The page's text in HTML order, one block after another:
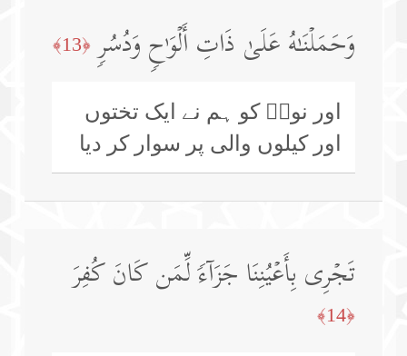
وَحَمَلۡنَـٰهُ عَلَىٰ ذَاتِ أَلۡوَ ٰ⁠حࣲ وَدُسُرࣲ ﴿13﴾
اور نوحؑ کو ہم نے ایک تختوں
اور کیلوں والی پر سوار کر دیا
تَجۡرِی بِأَعۡیُنِنَا جَزَاۤءࣰ لِّمَن كَانَ كُفِرَ
﴿14﴾